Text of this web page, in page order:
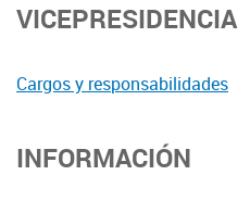
VICEPRESIDENCIA
Cargos y responsabilidades
INFORMACIÓN